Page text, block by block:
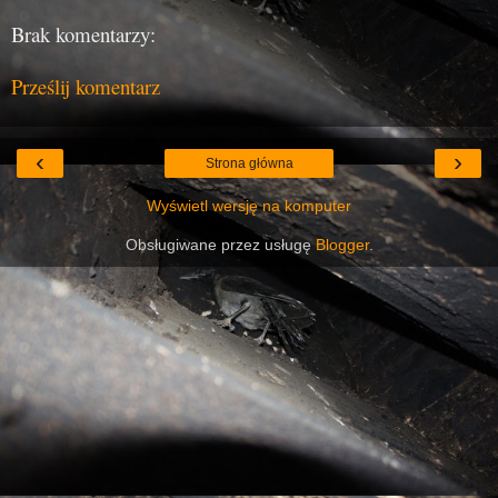
Brak komentarzy:
Prześlij komentarz
‹ ›
Strona główna
Wyświetl wersję na komputer
Obsługiwane przez usługęBlogger.